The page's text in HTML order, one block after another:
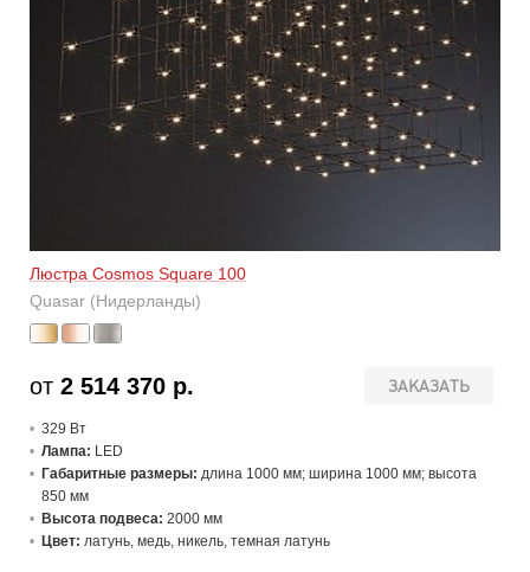
Люстра Cosmos Square 100
Quasar (Нидерланды)
ЗАКАЗАТЬ
от 2 514 370 р.
329 Вт
Лампа: LED
Габаритные размеры: длина 1000 мм; ширина 1000 мм; высота
850 мм
Высота подвеса: 2000 мм
Цвет: латунь, медь, никель, темная латунь